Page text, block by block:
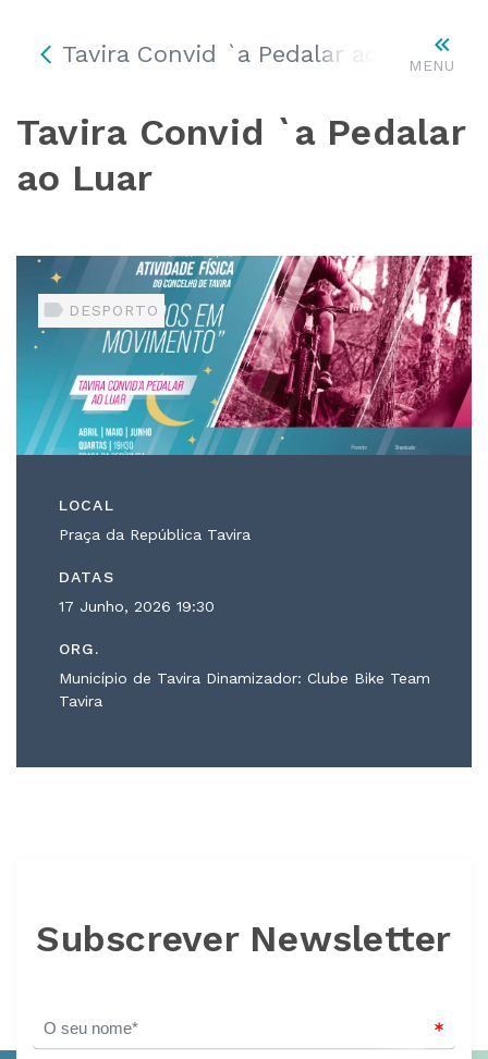
MENU
Tavira Convid `a Pedalar ao Luar
Tavira Convid `a Pedalar
ao Luar
DESPORTO
LOCAL
Praça da República Tavira
DATAS
17 Junho, 2026 19:30
ORG.
Município de Tavira Dinamizador: Clube Bike Team
Tavira
Subscrever Newsletter